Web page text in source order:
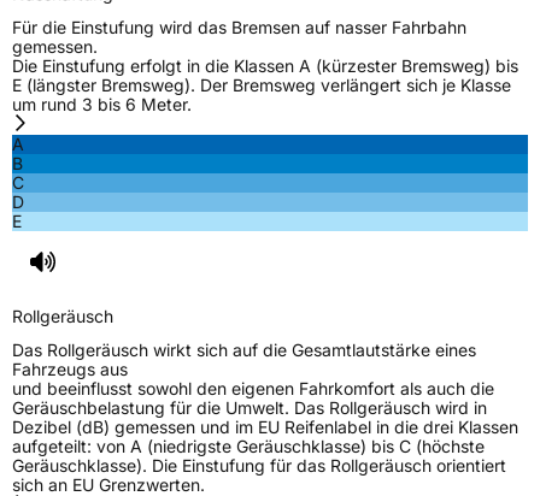
Für die Einstufung wird das Bremsen auf nasser Fahrbahn
gemessen.
Die Einstufung erfolgt in die Klassen A (kürzester Bremsweg) bis
E (längster Bremsweg). Der Bremsweg verlängert sich je Klasse
um rund 3 bis 6 Meter.
A
B
C
D
E
Rollgeräusch
Das Rollgeräusch wirkt sich auf die Gesamtlautstärke eines
Fahrzeugs aus
und beeinflusst sowohl den eigenen Fahrkomfort als auch die
Geräuschbelastung für die Umwelt. Das Rollgeräusch wird in
Dezibel (dB) gemessen und im EU Reifenlabel in die drei Klassen
aufgeteilt: von A (niedrigste Geräuschklasse) bis C (höchste
Geräuschklasse). Die Einstufung für das Rollgeräusch orientiert
sich an EU Grenzwerten.